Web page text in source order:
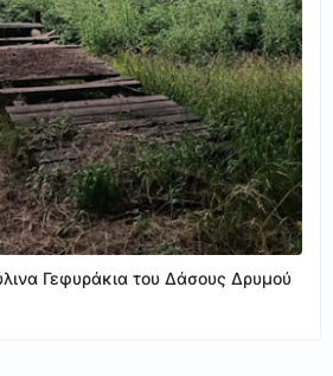
Γεφυράκια του Δάσους Δρυμού